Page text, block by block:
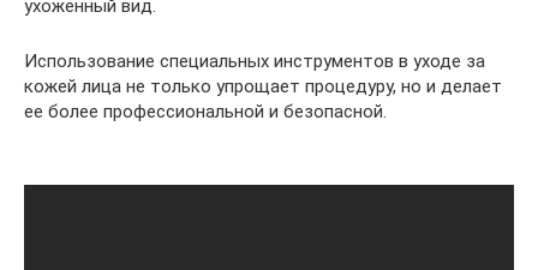
ухоженный вид.
Использование специальных инструментов в уходе за
кожей лица не только упрощает процедуру, но и делает
ее более профессиональной и безопасной.